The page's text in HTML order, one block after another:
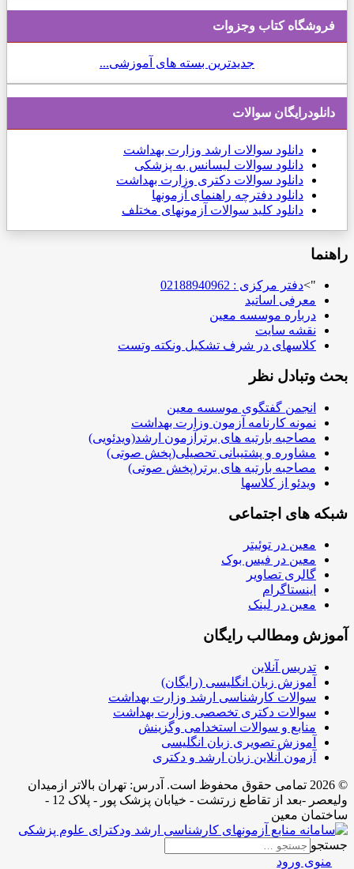
فروشگاه کتاب وجزوات
جدیدترین بسته های آموزشی...
دانلودرایگان سوالات
دانلود سوالات ارشد وزارت بهداشت
دانلود سوالات لیسانس به پزشکی
دانلود سوالات دکتری وزارت بهداشت
دانلود دفترچه راهنمای آزمونها
دانلود کلید سوالات آزمونهای مختلف
راهنما
">دفتر مرکزی : 02188940962
معرفی اساتید
درباره موسسه معین
نقشه سایت
کلاسهای در شرف تشکیل ونکته وتست
بحث وتبادل نظر
انجمن گفتگوی موسسه معین
نمونه کارنامه آزمون وزارت بهداشت
مصاحبه بارتبه های برترآزمون ارشد(ویدئویی)
مشاوره و پشتیبانی تحصیلی(پخش صوتی)
مصاحبه بارتبه های برتر(پخش صوتی)
ویدئو از کلاسها
شبکه های اجتماعی
معین در توئیتر
معین در فیس بوک
گالری تصاویر
اینستاگرام
معین در لینک
آموزش ومطالب رایگان
تدریس آنلاین
آموزش زبان انگلیسی (رایگان)
سوالات کارشناسی ارشد وزارت بهداشت
سوالات دکتری تخصصی وزارت بهداشت
منابع و سوالات استخدامی وگزینش
آموزش تصویری زبان انگلیسی
آزمون آنلاین زبان ارشد و دکتری
© 2026 تمامی حقوق محفوظ است. آدرس:‌ تهران بالاتر ازمیدان
ولیعصر -بعد از تقاطع زرتشت - خیابان پزشک پور - پلاک 12 -
ساختمان معین
جستجو
منوی ورود